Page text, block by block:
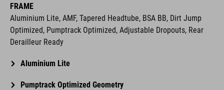
FRAME
Aluminium Lite, AMF, Tapered Headtube, BSA BB, Dirt Jump
Optimized, Pumptrack Optimized, Adjustable Dropouts, Rear
Derailleur Ready
Aluminium Lite
Pumptrack Optimized Geometry